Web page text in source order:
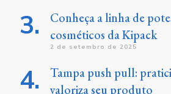
Conheça a linha de
cosméticos da Kipack
2 de setembro de 2025
Tampa push pull:
valoriza seu produto